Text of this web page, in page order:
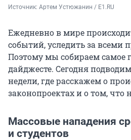
Источник: Артем Устюжанин / E1.RU
Ежедневно в мире
событий, уследить за всеми
Поэтому мы собираем самое
дайджесте. Сегодня
недели, где расскажем о
законопроектах и о том, что
Массовые нападения
и студентов